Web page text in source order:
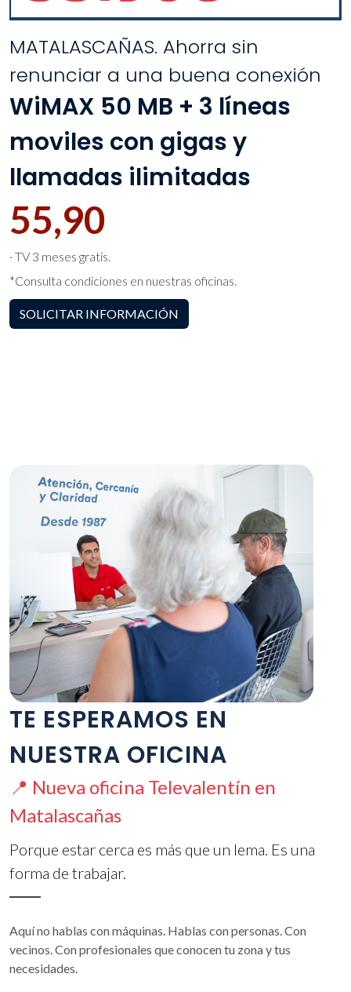
MATALASCAÑAS. Ahorra sin
renunciar a una buena conexión
WiMAX 50 MB + 3 líneas
moviles con gigas y
llamadas ilimitadas
55,90
· TV 3 meses gratis.
*Consulta condiciones en nuestras oficinas.
SOLICITAR INFORMACIÓN
TE ESPERAMOS EN
NUESTRA OFICINA
📍 Nueva oficina Televalentín en
Matalascañas
Porque estar cerca es más que un lema. Es una
forma de trabajar.
Aquí no hablas con máquinas. Hablas con personas. Con
vecinos. Con profesionales que conocen tu zona y tus
necesidades.